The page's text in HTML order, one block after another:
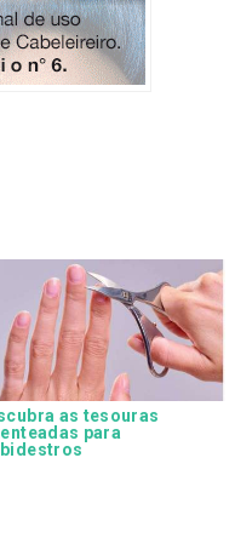
as tesouras
para